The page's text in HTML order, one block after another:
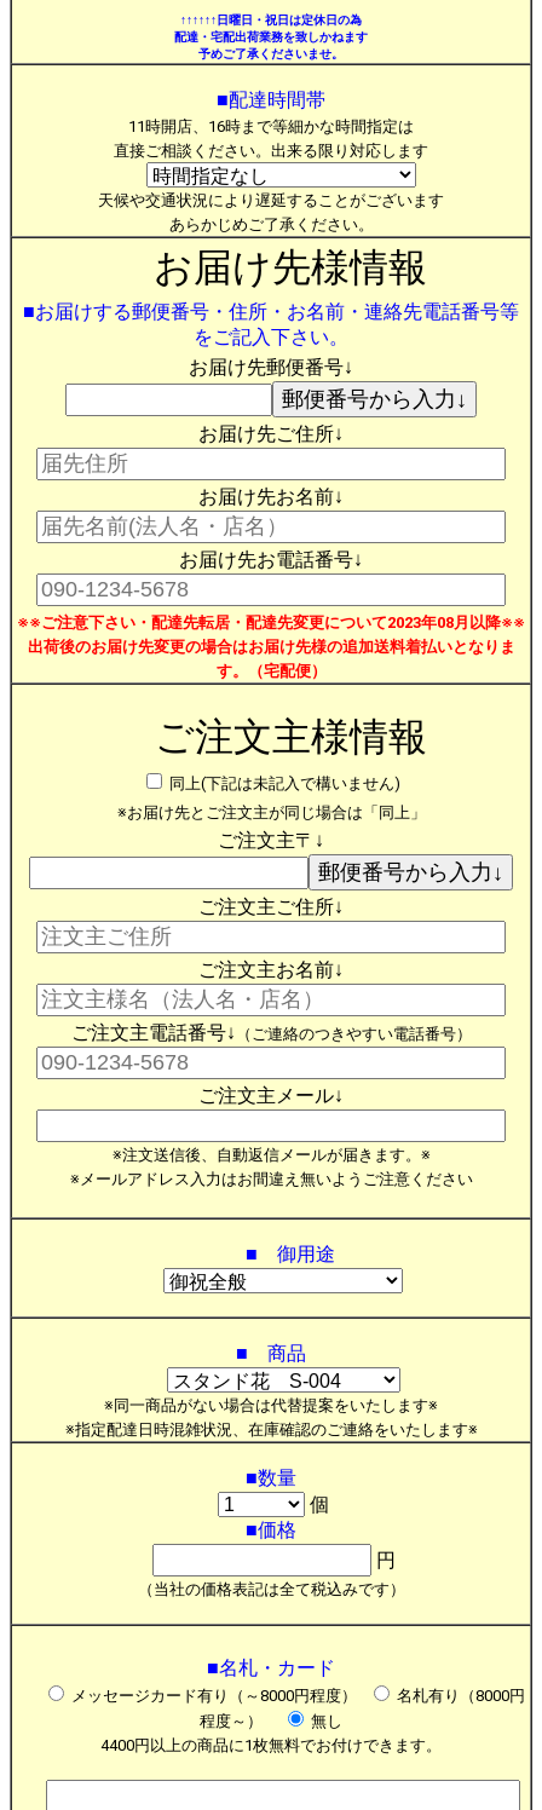
↑↑↑↑↑↑日曜日・祝日は定休日の為
配達・宅配出荷業務を致しかねます
予めご了承くださいませ。
■配達時間帯
11時開店、16時まで等細かな時間指定は
直接ご相談ください。出来る限り対応します
天候や交通状況により遅延することがございます
あらかじめご了承ください。
お届け先様情報
■お届けする郵便番号・住所・お名前・連絡先電話番号等
をご記入下さい。
お届け先郵便番号↓
お届け先ご住所↓
お届け先お名前↓
お届け先お電話番号↓
※※ご注意下さい・配達先転居・配達先変更について2023年08月以降※※
出荷後のお届け先変更の場合はお届け先様の追加送料着払いとなりま
す。（宅配便）
ご注文主様情報
同上(下記は未記入で構いません)
※お届け先とご注文主が同じ場合は「同上」
ご注文主〒↓
ご注文主ご住所↓
ご注文主お名前↓
ご注文主電話番号↓ （ご連絡のつきやすい電話番号）
ご注文主メール↓
※注文送信後、自動返信メールが届きます。※
※メールアドレス入力はお間違え無いようご注意ください
■ 御用途
■ 商品
※同一商品がない場合は代替提案をいたします※
※指定配達日時混雑状況、在庫確認のご連絡をいたします※
■数量
個
■価格
円
（当社の価格表記は全て税込みです）
■名札・カード
メッセージカード有り（～8000円程度）
名札有り（8000円
程度～）
無し
4400円以上の商品に1枚無料でお付けできます。